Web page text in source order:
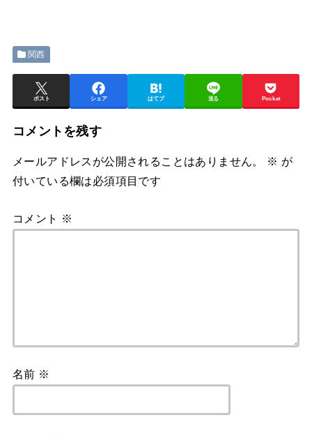
関西
ポスト シェア はてブ 送る Pocket
コメントを残す
メールアドレスが公開されることはありません。 ※ が
付いている欄は必須項目です
コメント ※
名前 ※